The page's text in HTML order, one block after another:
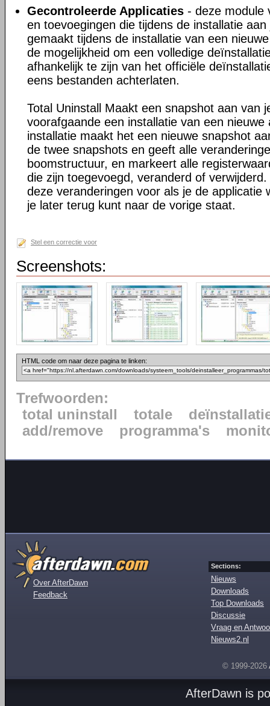
Gecontroleerde Applicaties - deze module
en toevoegingen die tijdens de installatie
gemaakt tijdens de installatie van een
de mogelijkheid om een volledige
afhankelijk te zijn van het officiële
eens bestanden achterlaten.
Total Uninstall Maakt een snapshot aan van
voorafgaande een installatie van een nieuwe
installatie maakt het een nieuwe snapshot
de twee snapshots en geeft alle
boomstructuur, en markeert alle
die zijn toegevoegd, veranderd of
deze veranderingen voor als je de applicatie
je later terug kunt naar de vorige staat.
Stel een correctie voor
Screenshots:
HTML code om naar deze pagina te linken:
Trefwoorden:
total uninstall
totale
add/remove
programma's
Over AfterDawn
Feedback
Sections:
Nieuws
Downloads
Top Downloads
Discussie
Vraag en
Nieuws2.nl
© 1999-2026
AfterDawn is